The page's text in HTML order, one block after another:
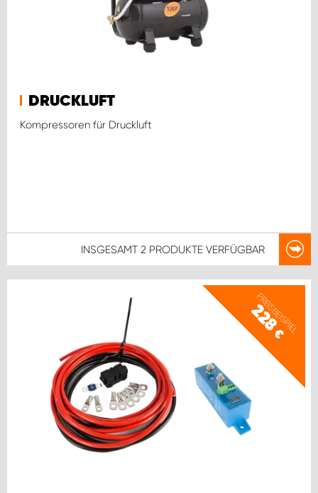
DRUCKLUFT
Kompressoren für Druckluft
INSGESAMT 2 PRODUKTE VERFÜGBAR
PREISBEISPIEL
228
€